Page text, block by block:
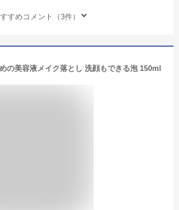
すめコメント（3件）
の美容液メイク落とし 洗顔もできる泡 150ml